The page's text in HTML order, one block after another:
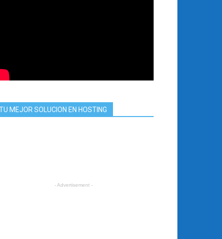
MEJOR SOLUCION EN HOSTING
- Advertisement -